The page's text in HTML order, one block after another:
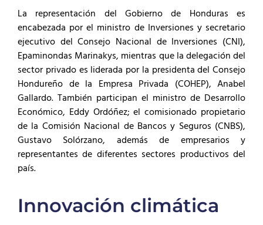
La representación del Gobierno de Honduras es
encabezada por el ministro de Inversiones y secretario
ejecutivo del Consejo Nacional de Inversiones (CNI),
Epaminondas Marinakys, mientras que la delegación del
sector privado es liderada por la presidenta del Consejo
Hondureño de la Empresa Privada (COHEP), Anabel
Gallardo. También participan el ministro de Desarrollo
Económico, Eddy Ordóñez; el comisionado propietario
de la Comisión Nacional de Bancos y Seguros (CNBS),
Gustavo Solórzano, además de empresarios y
representantes de diferentes sectores productivos del
país.
Innovación climática